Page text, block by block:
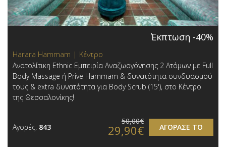
Έκπτωση -40%
Harara Hammam | Κέντρο
Ανατολίτικη Ethnic Εμπειρία Αναζωογόνησης 2 Ατόμων με Full
Body Massage ή Prive Hammam & δυνατότητα συνδυασμού
τους & extra δυνατότητα για Body Scrub (15'), στο Κέντρο
της Θεσσαλονίκης!
Αγορές: 843 ΑΓΟΡΑΣΕ ΤΟ
50,00€
29,90€